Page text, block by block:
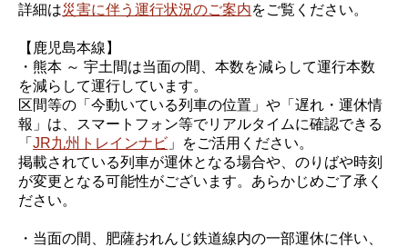
詳細は災害に伴う運行状況のご案内をご覧ください。
【鹿児島本線】
・熊本 ～ 宇土間は当面の間、本数を減らして運行本数
を減らして運行しています。
区間等の「今動いている列車の位置」や「遅れ・運休情
報」は、スマートフォン等でリアルタイムに確認できる
「JR九州トレインナビ 」をご活用ください。
掲載されている列車が運休となる場合や、のりばや時刻
が変更となる可能性がございます。あらかじめご了承く
ださい。
・当面の間、肥薩おれんじ鉄道線内の一部運休に伴い、